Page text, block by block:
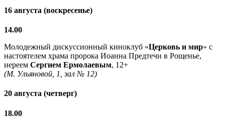
16 августа (воскресенье)
14.00
Молодежный дискуссионный киноклуб «Церковь и мир» с
настоятелем храма пророка Иоанна Предтечи в Рощенье,
иереем Сергием Ермолаевым, 12+
(М. Ульяновой, 1, зал № 12)
20 августа (четверг)
18.00